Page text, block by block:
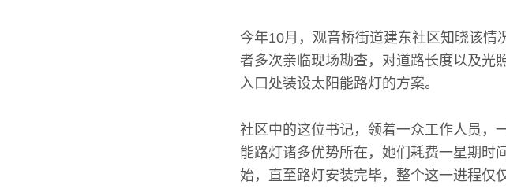
今年10月，观音桥街道建东社区知晓该
者多次亲临现场勘查，对道路长度以及光
入口处装设太阳能路灯的方案。
社区中的这位书记，领着一众工作人员，
能路灯诸多优势所在，她们耗费一星期时
始，直至路灯安装完毕，整个这一进程仅